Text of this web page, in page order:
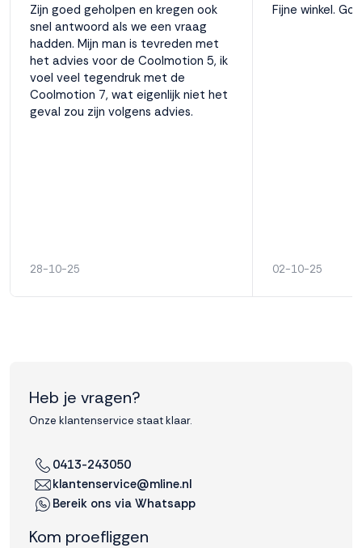
Zijn goed geholpen en kregen ook
snel antwoord als we een vraag
hadden. Mijn man is tevreden met
het advies voor de Coolmotion 5, ik
voel veel tegendruk met de
Coolmotion 7, wat eigenlijk niet het
geval zou zijn volgens advies.
28-10-25
Fijne winkel.
02-10-25
Heb je vragen?
Onze klantenservice staat klaar.
0413-243050
klantenservice@mline.nl
Bereik ons via Whatsapp
Kom proefliggen